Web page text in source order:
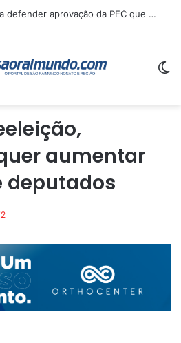
Marcelo Castro volta a defender aprovação da PEC que acaba com a escala 6×1 e avalia clima no Senado
aumentar
deputados